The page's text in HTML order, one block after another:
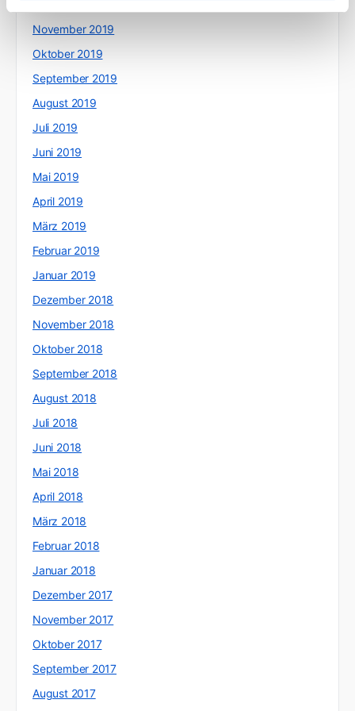
Dezember 2019
November 2019
Oktober 2019
September 2019
August 2019
Juli 2019
Juni 2019
Mai 2019
April 2019
März 2019
Februar 2019
Januar 2019
Dezember 2018
November 2018
Oktober 2018
September 2018
August 2018
Juli 2018
Juni 2018
Mai 2018
April 2018
März 2018
Februar 2018
Januar 2018
Dezember 2017
November 2017
Oktober 2017
September 2017
August 2017